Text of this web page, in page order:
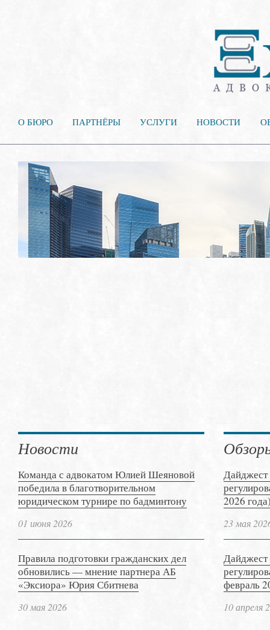
О БЮРО ПАРТНЁРЫ УСЛУГИ НОВОСТИ
Новости
Команда с адвокатом Юлией Шеяновой
победила в благотворительном
юридическом турнире по бадминтону
01 июня 2026
Правила подготовки гражданских дел
обновились — мнение партнера АБ
«Эксиора» Юрия Сбитнева
30 мая 2026
Дайджест
2026
23 мая
Дайджест
февраль
10 апреля